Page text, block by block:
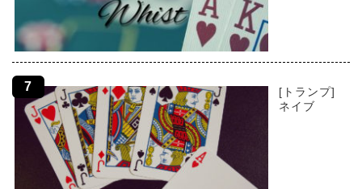
[トランプ]
ネイブ